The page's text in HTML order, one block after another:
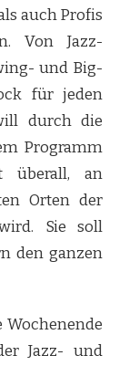
auch Profis
Von Jazz-
und Big-
für jeden
durch die
Programm
überall, an
Orten der
Sie soll
den ganzen
Wochenende
Jazz- und